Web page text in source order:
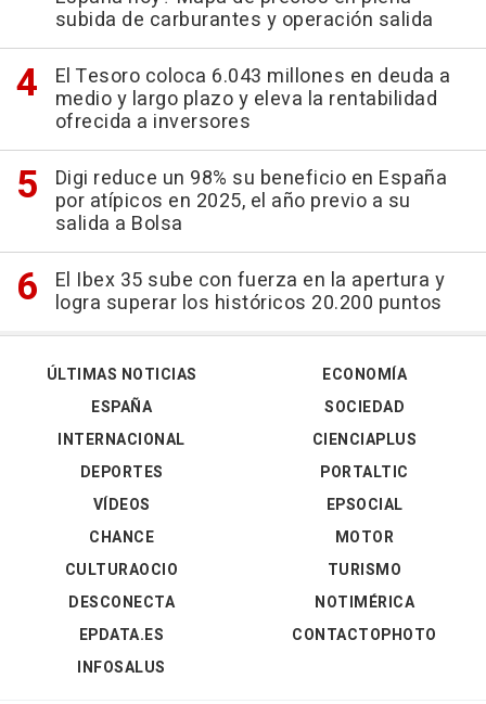
subida de carburantes y operación salida
El Tesoro coloca 6.043 millones en deuda a
medio y largo plazo y eleva la rentabilidad
ofrecida a inversores
Digi reduce un 98% su beneficio en España
por atípicos en 2025, el año previo a su
salida a Bolsa
El Ibex 35 sube con fuerza en la apertura y
logra superar los históricos 20.200 puntos
ÚLTIMAS NOTICIAS
ESPAÑA
INTERNACIONAL
DEPORTES
VÍDEOS
ECONOMÍA
SOCIEDAD
CIENCIAPLUS
PORTALTIC
EPSOCIAL
CHANCE
CULTURAOCIO
DESCONECTA
EPDATA.ES
INFOSALUS
MOTOR
TURISMO
NOTIMÉRICA
CONTACTOPHOTO